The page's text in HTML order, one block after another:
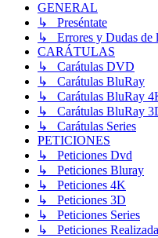
GENERAL
↳ Preséntate
↳ Errores y Dudas de
CARÁTULAS
↳ Carátulas DVD
↳ Carátulas BluRay
↳ Carátulas BluRay
↳ Carátulas BluRay
↳ Carátulas Series
PETICIONES
↳ Peticiones Dvd
↳ Peticiones Bluray
↳ Peticiones 4K
↳ Peticiones 3D
↳ Peticiones Series
↳ Peticiones